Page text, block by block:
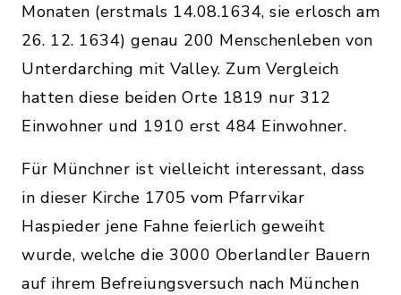
Monaten (erstmals 14.08.1634, sie erlosch am
26. 12. 1634) genau 200 Menschenleben von
Unterdarching mit Valley. Zum Vergleich
hatten diese beiden Orte 1819 nur 312
Einwohner und 1910 erst 484 Einwohner.
Für Münchner ist vielleicht interessant, dass
in dieser Kirche 1705 vom Pfarrvikar
Haspieder jene Fahne feierlich geweiht
wurde, welche die 3000 Oberlandler Bauern
auf ihrem Befreiungsversuch nach München